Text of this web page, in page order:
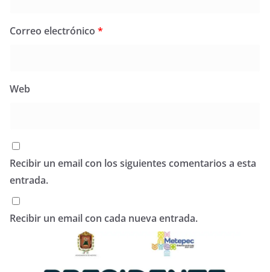
Correo electrónico *
Web
Recibir un email con los siguientes comentarios a esta
entrada.
Recibir un email con cada nueva entrada.